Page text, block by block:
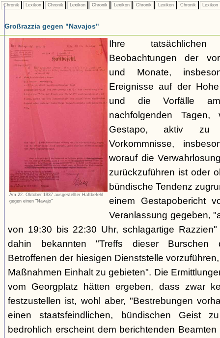
Chronik Lexikon Chronik Lexikon Chronik Lexikon Chronik Lexikon Chronik Lexikon
Großrazzia gegen "Navajos"
Am 22. Oktober 1937 ausgestellter Haftbefehl
gegen einen "Navajo"
Ihre
Beobachtungen der
und Monate,
Ereignisse auf der
und die Vorfälle
nachfolgenden
Gestapo, aktiv zu
Vorkommnisse,
worauf die
zurückzuführen ist oder
bündische Tendenz
einem Gestapobericht
Veranlassung gegeben,
von 19:30 bis 22:30 Uhr, schlagartige
dahin bekannten "Treffs dieser Burschen
Betroffenen der hiesigen Dienststelle
Maßnahmen Einhalt zu gebieten". Die
vom Georgplatz hätten ergeben, dass zwar
festzustellen ist, wohl aber, "Bestrebungen
einen staatsfeindlichen, bündischen Geist
bedrohlich erscheint dem berichtenden